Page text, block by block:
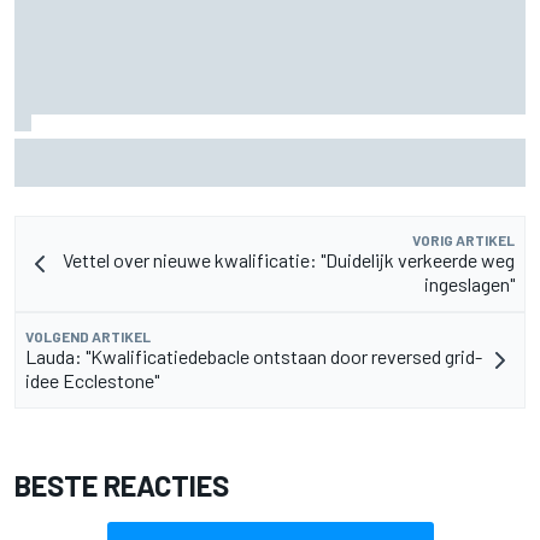
VORIG ARTIKEL
Vettel over nieuwe kwalificatie: "Duidelijk verkeerde weg
ingeslagen"
VOLGEND ARTIKEL
Lauda: "Kwalificatiedebacle ontstaan door reversed grid-
idee Ecclestone"
BESTE REACTIES